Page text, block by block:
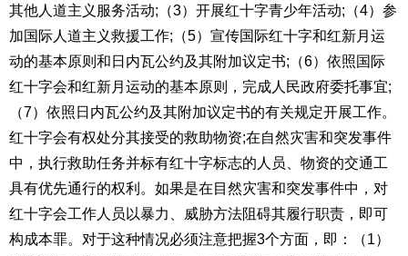
其他人道主义服务活动; （3）开展红十字青少年活动; （4）参
加国际人道主义救援工作; （5）宣传国际红十字和红新月运
动的基本原则和日内瓦公约及其附加议定书; （6）依照国际
红十字会和红新月运动的基本原则，完成人民政府委托事宜;
（7）依照日内瓦公约及其附加议定书的有关规定开展工作。
红十字会有权处分其接受的救助物资;在自然灾害和突发事件
中，执行救助任务并标有红十字标志的人员、物资的交通工
具有优先通行的权利。如果是在目然灾害和突发事件中，对
红十字会工作人员以暴力、威胁方法阻碍其履行职责，即可
构成本罪。对于这种情况必须注意把握3个方面，即：（1）